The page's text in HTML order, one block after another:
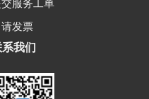
服务工单
发票
我们